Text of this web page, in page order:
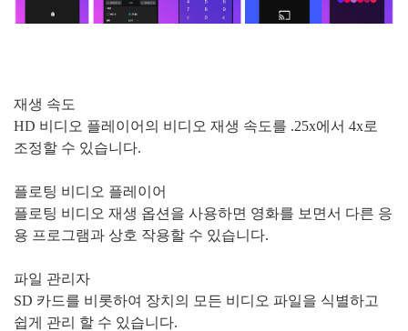
재생 속도
HD 비디오 플레이어의 비디오 재생 속도를 .25x에서 4x로
조정할 수 있습니다.
플로팅 비디오 플레이어
플로팅 비디오 재생 옵션을 사용하면 영화를 보면서 다른 응
용 프로그램과 상호 작용할 수 있습니다.
파일 관리자
SD 카드를 비롯하여 장치의 모든 비디오 파일을 식별하고
쉽게 관리 할 수 ​​있습니다.